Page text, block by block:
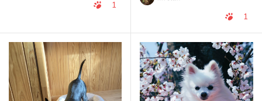
1
1